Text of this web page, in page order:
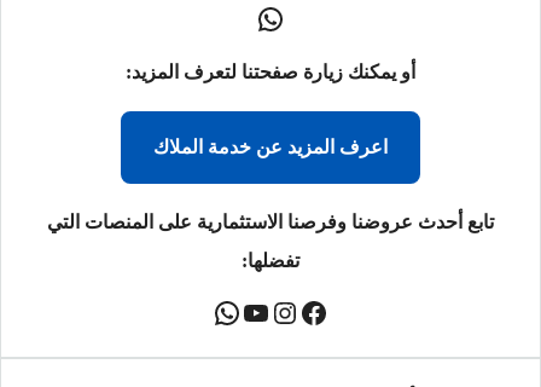
أو يمكنك زيارة صفحتنا لتعرف المزيد:
اعرف المزيد عن خدمة الملاك
تابع أحدث عروضنا وفرصنا الاستثمارية على المنصات التي
تفضلها: